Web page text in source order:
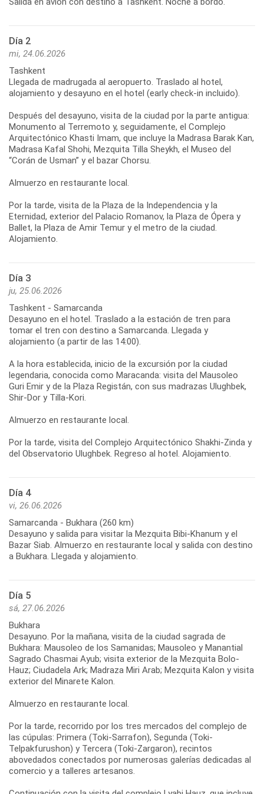
Día 2
mi, 24.06.2026
Tashkent
Llegada de madrugada al aeropuerto. Traslado al hotel,
alojamiento y desayuno en el hotel (early check-in incluido).
Después del desayuno, visita de la ciudad por la parte antigua:
Monumento al Terremoto y, seguidamente, el Complejo
Arquitectónico Khasti Imam, que incluye la Madrasa Barak Kan,
Madrasa Kafal Shohi, Mezquita Tilla Sheykh, el Museo del
“Corán de Usman” y el bazar Chorsu.
Almuerzo en restaurante local.
Por la tarde, visita de la Plaza de la Independencia y la
Eternidad, exterior del Palacio Romanov, la Plaza de Ópera y
Ballet, la Plaza de Amir Temur y el metro de la ciudad.
Día 3
ju, 25.06.2026
Tashkent - Samarcanda
Desayuno en el hotel. Traslado a la estación de tren para
tomar el tren con destino a Samarcanda. Llegada y
alojamiento (a partir de las 14:00).
A la hora establecida, inicio de la excursión por la ciudad
legendaria, conocida como Maracanda: visita del Mausoleo
Guri Emir y de la Plaza Registán, con sus madrazas Ulughbek,
Shir-Dor y Tilla-Kori.
Almuerzo en restaurante local.
Por la tarde, visita del Complejo Arquitectónico Shakhi-Zinda y
Día 4
vi, 26.06.2026
Samarcanda - Bukhara (260 km)
Desayuno y salida para visitar la Mezquita Bibi-Khanum y el
Bazar Siab. Almuerzo en restaurante local y salida con destino
Día 5
sá, 27.06.2026
Bukhara
Desayuno. Por la mañana, visita de la ciudad sagrada de
Bukhara: Mausoleo de los Samanidas; Mausoleo y Manantial
Sagrado Chasmai Ayub; visita exterior de la Mezquita Bolo-
Hauz; Ciudadela Ark; Madraza Miri Arab; Mezquita Kalon y visita
exterior del Minarete Kalon.
Almuerzo en restaurante local.
Por la tarde, recorrido por los tres mercados del complejo de
las cúpulas: Primera (Toki-Sarrafon), Segunda (Toki-
Telpakfurushon) y Tercera (Toki-Zargaron), recintos
abovedados conectados por numerosas galerías dedicadas al
comercio y a talleres artesanos.